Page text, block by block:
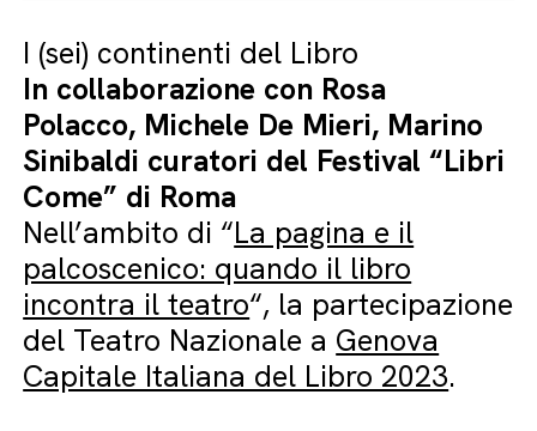
I (sei) continenti del Libro
In collaborazione con Rosa
Polacco, Michele De Mieri, Marino
Sinibaldi curatori del Festival “Libri
Come” di Roma
Nell’ambito di “La pagina e il
palcoscenico: quando il libro
incontra il teatro“, la partecipazione
del Teatro Nazionale a Genova
Capitale Italiana del Libro 2023.